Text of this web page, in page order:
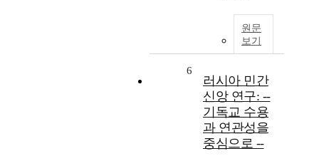
원문
보기
6
러시아 민간
신앙 연구: --
기독교 수용
과 연관성을
중심으로 --